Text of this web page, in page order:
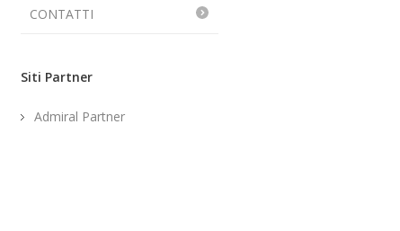
CONTATTI
Siti Partner
Admiral Partner